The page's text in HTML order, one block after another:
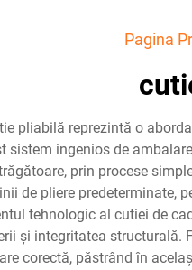
Pagina
pliabilă reprezintă o
sistem ingenios de
prin procese
de pliere
tehnologic al cutiei de
și integritatea structurală.
corectă, păstrând în